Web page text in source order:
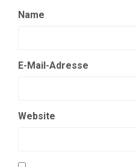
Name
E-Mail-Adresse
Website